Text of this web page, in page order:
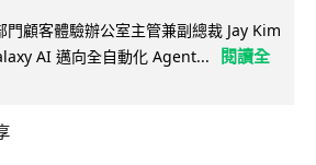
顧客體驗辦公室主管兼副總裁 Jay Kim
AI 邁向全自動化 Agent...
閱讀全